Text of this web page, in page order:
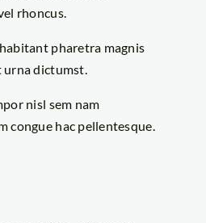
rhoncus.
pharetra magnis
urna dictumst.
nisl sem nam
congue hac pellentesque.